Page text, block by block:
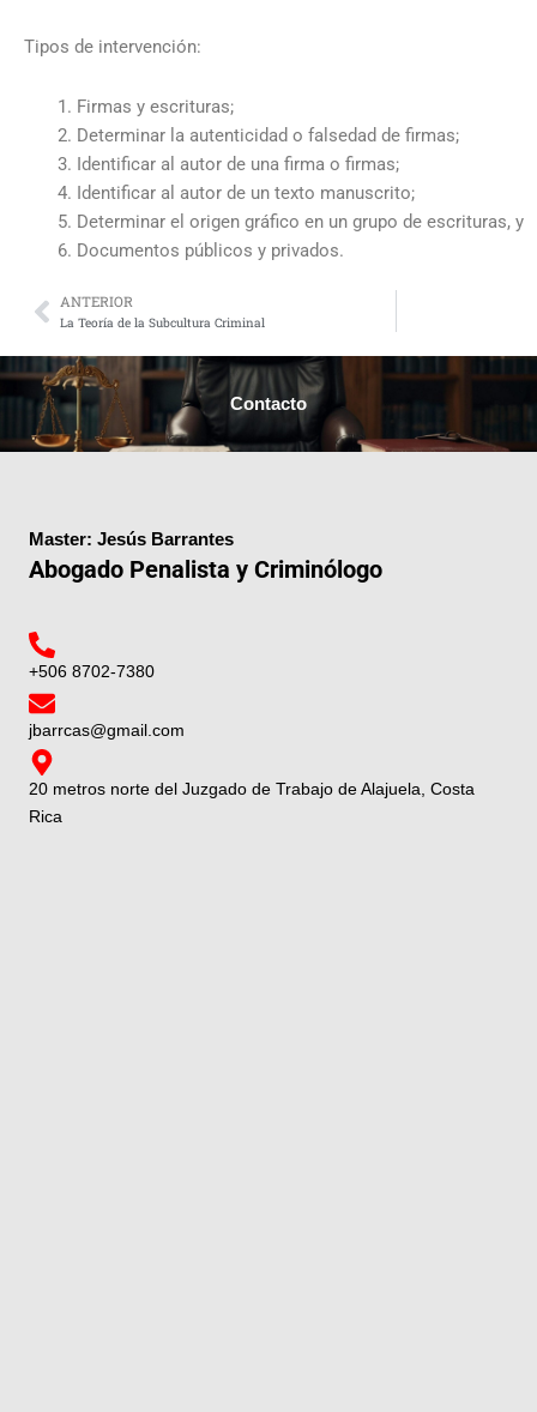
Tipos de intervención:
Firmas y escrituras;
Determinar la autenticidad o falsedad de firmas;
Identificar al autor de una firma o firmas;
Identificar al autor de un texto manuscrito;
Determinar el origen gráfico en un grupo de escrituras, y
Documentos públicos y privados.
Prev
ANTERIOR
La Teoría de la Subcultura Criminal
Contacto
Master: Jesús Barrantes
Abogado Penalista y Criminólogo
+506 8702-7380
jbarrcas@gmail.com
20 metros norte del Juzgado de Trabajo de Alajuela, Costa
Rica